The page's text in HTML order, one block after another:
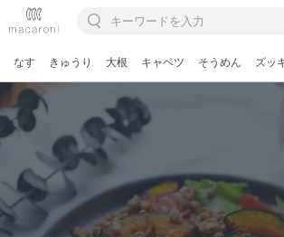
なす きゅうり 大根 キャベツ そうめん ズッ